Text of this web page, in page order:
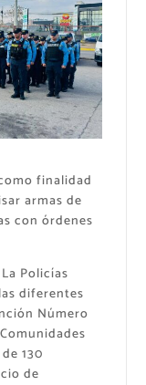
finalidad
armas de
con órdenes
Policías
diferentes
Número
130
de